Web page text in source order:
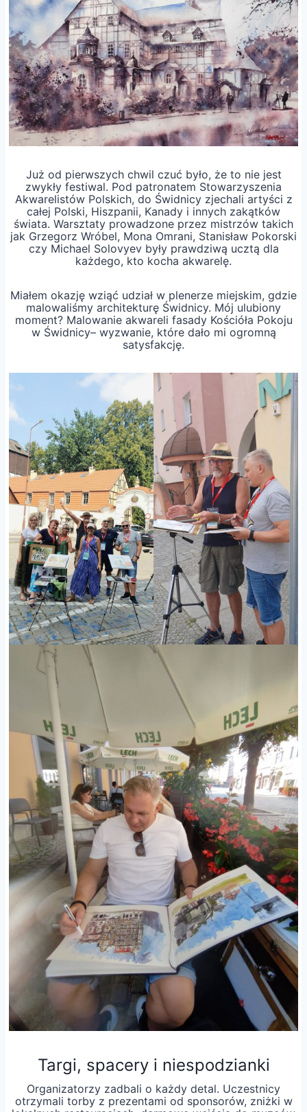
Już od pierwszych chwil czuć było, że to nie jest
zwykły festiwal. Pod patronatem Stowarzyszenia
Akwarelistów Polskich, do Świdnicy zjechali artyści z
całej Polski, Hiszpanii, Kanady i innych zakątków
świata. Warsztaty prowadzone przez mistrzów takich
jak Grzegorz Wróbel, Mona Omrani, Stanisław Pokorski
czy Michael Solovyev były prawdziwą ucztą dla
każdego, kto kocha akwarelę.
Miałem okazję wziąć udział w plenerze miejskim, gdzie
malowaliśmy architekturę Świdnicy. Mój ulubiony
moment? Malowanie akwareli fasady Kościóła Pokoju
w Świdnicy– wyzwanie, które dało mi ogromną
satysfakcję.
Targi, spacery i niespodzianki
Organizatorzy zadbali o każdy detal. Uczestnicy
otrzymali torby z prezentami od sponsorów, zniżki w